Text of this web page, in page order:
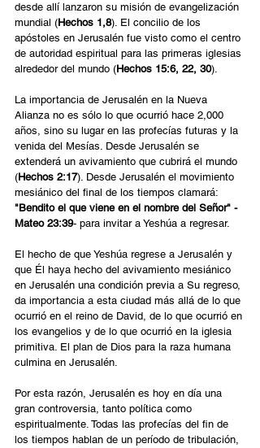
desde allí lanzaron su misión de evangelización
mundial (Hechos 1,8). El concilio de los
apóstoles en Jerusalén fue visto como el centro
de autoridad espiritual para las primeras iglesias
alrededor del mundo (Hechos 15:6, 22, 30).
La importancia de Jerusalén en la Nueva
Alianza no es sólo lo que ocurrió hace 2,000
años, sino su lugar en las profecías futuras y la
venida del Mesías. Desde Jerusalén se
extenderá un avivamiento que cubrirá el mundo
(Hechos 2:17). Desde Jerusalén el movimiento
mesiánico del final de los tiempos clamará:
"Bendito el que viene en el nombre del Señor" -
Mateo 23:39- para invitar a Yeshúa a regresar.
El hecho de que Yeshúa regrese a Jerusalén y
que Él haya hecho del avivamiento mesiánico
en Jerusalén una condición previa a Su regreso,
da importancia a esta ciudad más allá de lo que
ocurrió en el reino de David, de lo que ocurrió en
los evangelios y de lo que ocurrió en la iglesia
primitiva. El plan de Dios para la raza humana
culmina en Jerusalén.
Por esta razón, Jerusalén es hoy en día una
gran controversia, tanto política como
espiritualmente. Todas las profecías del fin de
los tiempos hablan de un período de tribulación,